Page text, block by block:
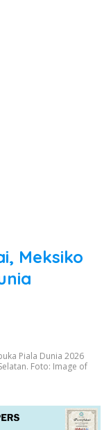
Meksiko
Piala Dunia 2026
Foto: Image of